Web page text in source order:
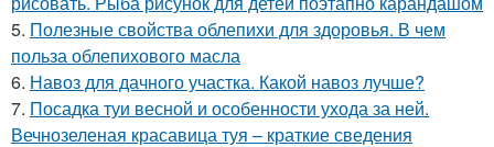
5. Полезные свойства облепихи для здоровья. В чем
польза облепихового масла
6. Навоз для дачного участка. Какой навоз лучше?
7. Посадка туи весной и особенности ухода за ней.
Вечнозеленая красавица туя – краткие сведения